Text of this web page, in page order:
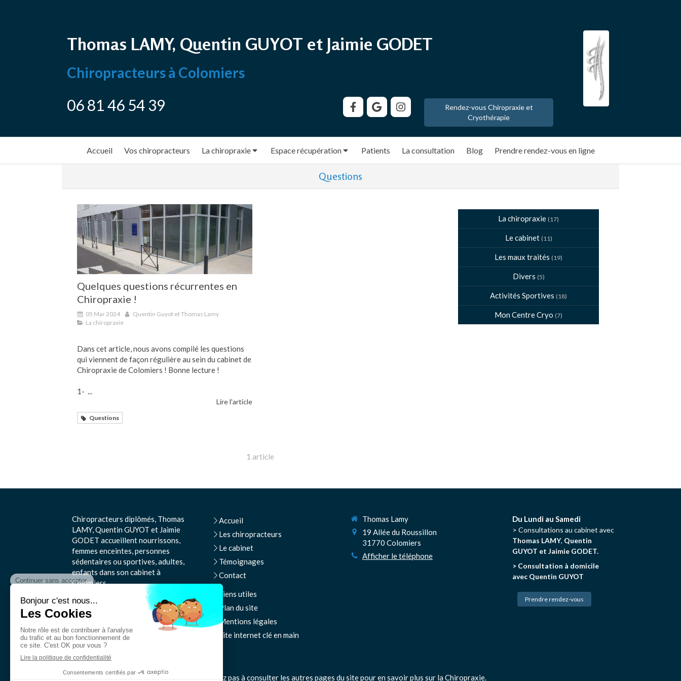
Thomas LAMY, Quentin GUYOT et Jaimie GODET
Chiropracteurs à Colomiers
06 81 46 54 39
Rendez-vous Chiropraxie et
Cryothérapie
Accueil Vos chiropracteurs La chiropraxie Espace récupération Patients La consultation Blog Prendre rendez-vous en ligne
Questions
Quelques questions récurrentes en
Chiropraxie !
05 Mar 2024
Quentin Guyot et Thomas Lamy
La chiropraxie
Dans cet article, nous avons compilé les questions
qui viennent de façon régulière au sein du cabinet de
Chiropraxie de Colomiers ! Bonne lecture !
1- ...
Lire l'article
Questions
1 article
La chiropraxie (17)
Le cabinet (11)
Les maux traités (19)
Divers (5)
Activités Sportives (18)
Mon Centre Cryo (7)
Chiropracteurs diplômés, Thomas
LAMY, Quentin GUYOT et Jaimie
GODET accueillent nourrissons,
femmes enceintes, personnes
sédentaires ou sportives, adultes,
enfants dans son cabinet à
Colomiers.
©2022 Thomas Lamy
Accueil
Les chiropracteurs
Le cabinet
Témoignages
Contact
Liens utiles
Plan du site
Mentions légales
Site internet clé en main
Thomas Lamy
19 Allée du Roussillon
31770 Colomiers
Afficher le téléphone
Du Lundi au Samedi
> Consultations au cabinet avec
Thomas LAMY, Quentin
GUYOT et Jaimie GODET.
> Consultation à domicile
avec Quentin GUYOT
Prendre rendez-vous
N'hésitez pas à consulter les autres pages du site pour en savoir plus sur la Chiropraxie.